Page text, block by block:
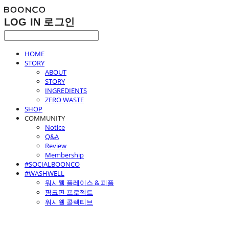
LOG IN 로그인
HOME
STORY
ABOUT
STORY
INGREDIENTS
ZERO WASTE
SHOP
COMMUNITY
Notice
Q&A
Review
Membership
#SOCIALBOONCO
#WASHWELL
워시웰 플레이스 & 피플
핑크핀 프로젝트
워시웰 콜렉티브